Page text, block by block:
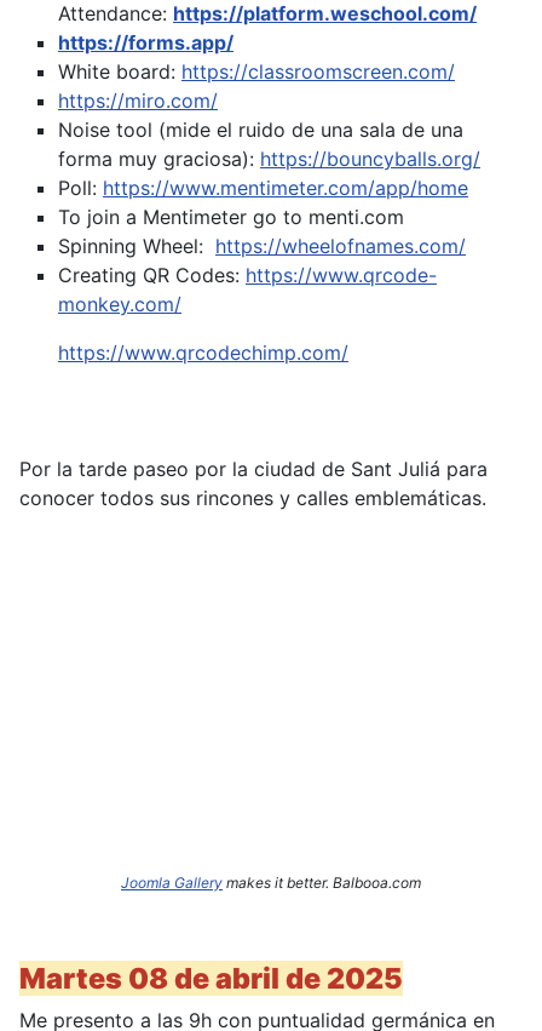
Attendance: https://platform.weschool.com/
https://forms.app/
White board: https://classroomscreen.com/
https://miro.com/
Noise tool (mide el ruido de una sala de una
forma muy graciosa): https://bouncyballs.org/
Poll: https://www.mentimeter.com/app/home
To join a Mentimeter go to menti.com
Spinning Wheel: https://wheelofnames.com/
Creating QR Codes: https://www.qrcode-
monkey.com/
https://www.qrcodechimp.com/
Por la tarde paseo por la ciudad de Sant Juliá para
conocer todos sus rincones y calles emblemáticas.
Joomla Gallery makes it better. Balbooa.com
Martes 08 de abril de 2025
Me presento a las 9h con puntualidad germánica en